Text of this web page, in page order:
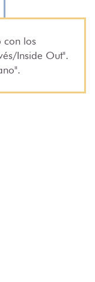
con los
Inside Out".